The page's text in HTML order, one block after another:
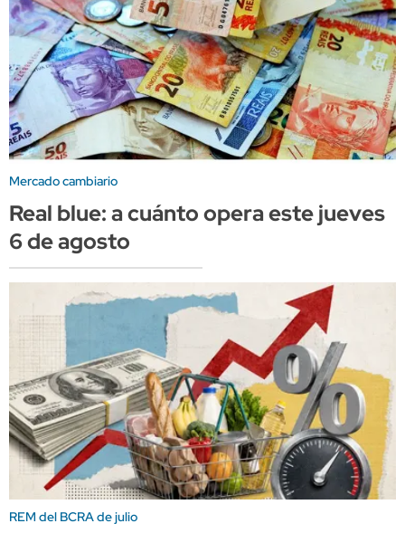
Mercado cambiario
Real blue: a cuánto opera este jueves
6 de agosto
REM del BCRA de julio